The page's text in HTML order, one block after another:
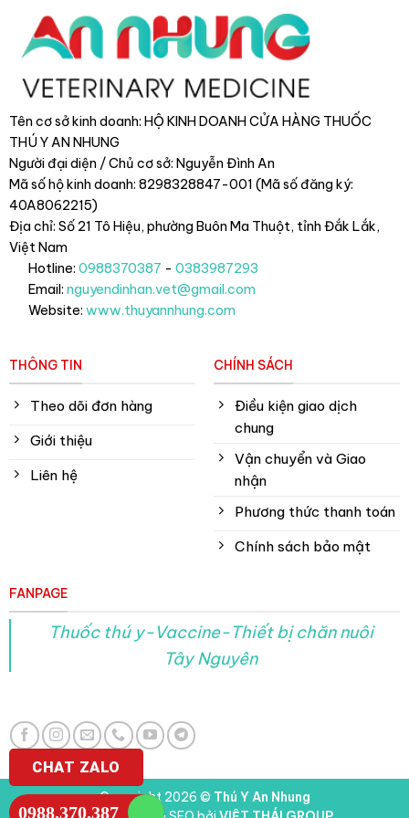
CHAT ZALO
0988.370.387
Tên cơ sở kinh doanh: HỘ KINH DOANH CỬA HÀNG THUỐC
THÚ Y AN NHUNG
Người đại diện / Chủ cơ sở: Nguyễn Đình An
Mã số hộ kinh doanh: 8298328847-001 (Mã số đăng ký:
40A8062215)
Địa chỉ: Số 21 Tô Hiệu, phường Buôn Ma Thuột, tỉnh Đắk Lắk,
Việt Nam
Hotline: 0988370387 - 0383987293
Email: nguyendinhan.vet@gmail.com
Website: www.thuyannhung.com
THÔNG TIN
Theo dõi đơn hàng
Giới thiệu
Liên hệ
CHÍNH SÁCH
Điều kiện giao dịch
chung
Vận chuyển và Giao
nhận
Phương thức thanh toán
Chính sách bảo mật
FANPAGE
Thuốc thú y-Vaccine-Thiết bị chăn nuôi
Tây Nguyên
Copyright 2026 © Thú Y An Nhung